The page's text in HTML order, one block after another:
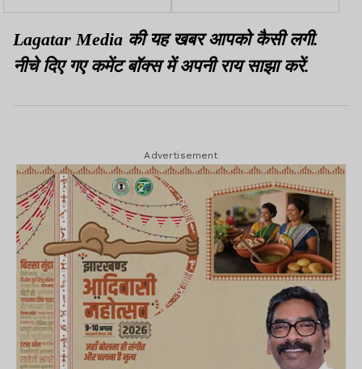
कर्मी की मौत
स्टेडियम और धुर्वा डैम का
भ्रमण
Lagatar Media की यह खबर आपको कैसी लगी.
नीचे दिए गए कमेंट बॉक्स में अपनी राय साझा करें.
Advertisement